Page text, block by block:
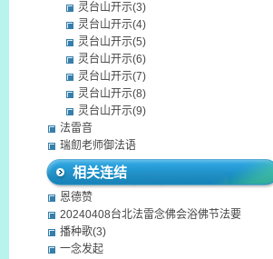
灵台山开示(3)
灵台山开示(4)
灵台山开示(5)
灵台山开示(6)
灵台山开示(7)
灵台山开示(8)
灵台山开示(9)
法雷音
瑞劎老师御法语
相关连结
恩德赞
20240408台北法雷念佛会浴佛节法要
播种歌(3)
一念发起